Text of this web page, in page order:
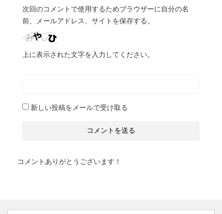
次回のコメントで使用するためブラウザーに自分の名
前、メールアドレス、サイトを保存する。
上に表示された文字を入力してください。
新しい投稿をメールで受け取る
コメントありがとうございます！